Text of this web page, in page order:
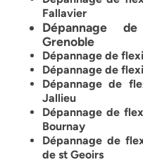
Fallavier
Dépannage
Grenoble
Dépannage de
Dépannage de
Dépannage de
Jallieu
Dépannage de
Bournay
Dépannage de
de st Geoirs